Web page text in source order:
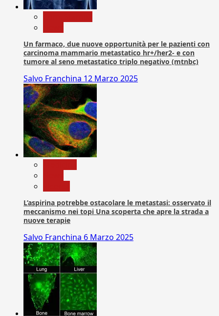
Un farmaco, due nuove opportunità per le pazienti con
carcinoma mammario metastatico hr+/her2- e con
tumore al seno metastatico triplo negativo (mtnbc)
Salvo Franchina 12 Marzo 2025
L’aspirina potrebbe ostacolare le metastasi: osservato il
meccanismo nei topi Una scoperta che apre la strada a
nuove terapie
Salvo Franchina 6 Marzo 2025